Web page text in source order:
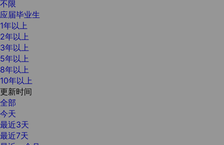
不限
应届毕业生
1年以上
2年以上
3年以上
5年以上
8年以上
10年以上
更新时间
全部
今天
最近3天
最近7天